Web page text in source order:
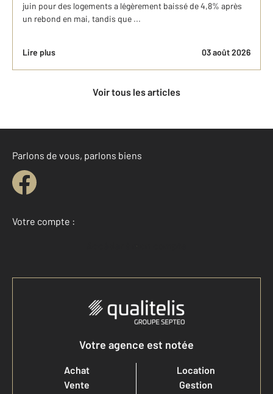
juin pour des logements a légèrement baissé de 4,8% après
un rebond en mai, tandis que ...
Lire plus 03 août 2026
Voir tous les articles
Parlons de vous, parlons biens
Votre compte :
Accéder à mon compte
Votre agence est notée
Achat
Vente
Location
Gestion